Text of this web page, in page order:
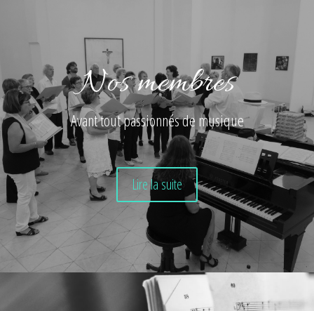
Nos membres
Avant tout passionnés de musique
Lire la suite